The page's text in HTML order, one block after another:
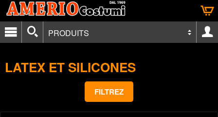
PRODUITS
LATEX ET SILICONES
FILTREZ